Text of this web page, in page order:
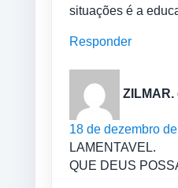
situações é a
Responder
ZILMAR.
18 de dezembro
LAMENTAVEL.
QUE DEUS